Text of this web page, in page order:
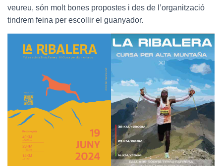
veureu, són molt bones propostes i des de l’organització
tindrem feina per escollir el guanyador.